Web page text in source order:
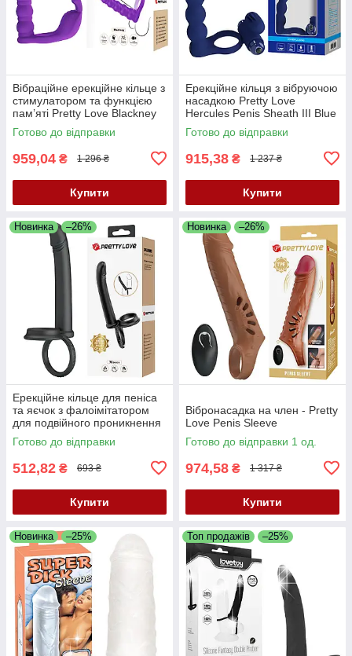
Вібраційне ерекційне кільце з
стимулатором та функцією
пам’яті Pretty Love Blackney
Vibrating Enhacer Purple
Готово до відправки
959,04 ₴ 1 296 ₴
Купити
Ерекційне кільця з вібруючою
насадкою Pretty Love
Hercules Penis Sheath III Blue
— подвійне задоволення та
потужна підтримка
Готово до відправки
915,38 ₴ 1 237 ₴
Купити
Новинка –26%
Ерекційне кільце для пеніса
та яєчок з фалоімітатором
для подвійного проникнення
Pretty Love Moses Black
Готово до відправки
512,82 ₴ 693 ₴
Купити
Новинка –26%
Вібронасадка на член - Pretty
Love Penis Sleeve
Готово до відправки 1 од.
974,58 ₴ 1 317 ₴
Купити
Новинка –25% Топ продажів –25%